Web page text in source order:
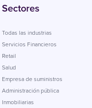
Sectores
Todas las industrias
Servicios Financieros
Retail
Salud
Empresa de suministros
Administración pública
Inmobiliarias